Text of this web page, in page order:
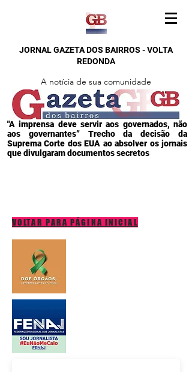
JORNAL GAZETA DOS BAIRROS - VOLTA
REDONDA
A notícia de sua comunidade
"A imprensa deve servir aos governados, não
aos governantes” Trecho da decisão da
Suprema Corte dos EUA ao absolver os jornais
que divulgaram documentos secretos
VOLTAR PARA PÁGINA INICIAL